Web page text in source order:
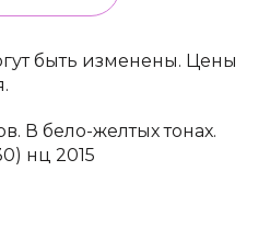
быть изменены. Цены
В бело-желтых тонах.
нц 2015